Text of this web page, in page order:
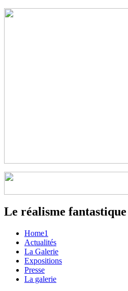
Le réalisme fantastique
Home1
Actualités
La Galerie
Expositions
Presse
La galerie